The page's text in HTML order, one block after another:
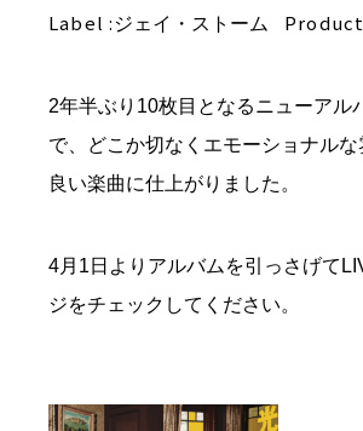
Label : ジェイ・ストーム
2年半ぶり 10枚目となるニューアル
で、どこか切なくエモーショナル
良い楽曲に仕上がりました。
4月 1 日よりアルバムを引っさげて
ジをチェックしてください。